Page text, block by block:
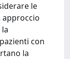
le
con
la